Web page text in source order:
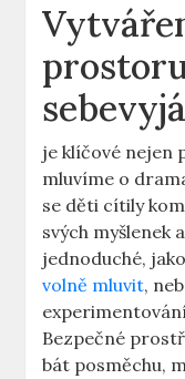
je klíčové nejen
mluvíme o
se děti cítily
svých myšlenek
jednoduché,
volně mluvit,
Bezpečné
bát posměchu,